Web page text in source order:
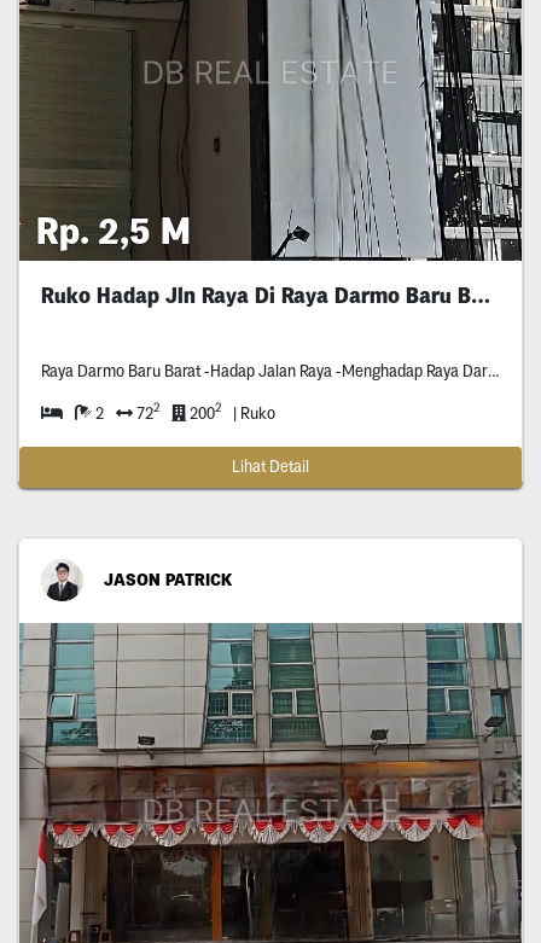
Rp. 2,5 M
Ruko Hadap Jln Raya Di Raya Darmo Baru Barat
Raya Darmo Baru Barat -Hadap Jalan Raya -Menghadap Raya Darmo Baru Barat & Raya Kupang Baru -Dekat Dari Hr Muhammad,
2 722 2002 | Ruko
Lihat Detail
JASON PATRICK